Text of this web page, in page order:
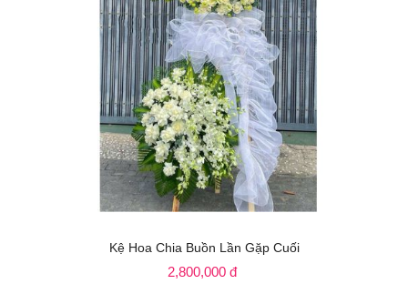
Kệ Hoa Chia Buồn Lần Gặp Cuối
2,800,000 đ